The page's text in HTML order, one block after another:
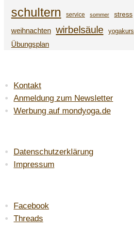
schultern service sommer stress
weihnachten wirbelsäule yogakurs
Übungsplan
Kontakt
Anmeldung zum Newsletter
Werbung auf mondyoga.de
Datenschutzerklärung
Impressum
Facebook
Threads